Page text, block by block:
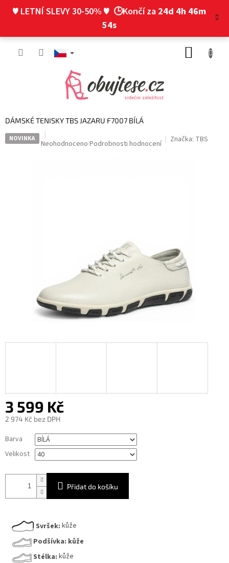
♥ LETNÍ SLEVY 30-50% ♥ 🕒Končí za 24d 4h 46m
53s
DÁMSKÉ TENISKY TBS JAZARU F7007 BÍLÁ
NOVINKA
Průměrné
Neohodnoceno Podrobnosti hodnocení Značka: TBS
3 599 Kč
2 974 Kč bez DPH
cena:
Barva
Velikost
Přidat do košíku
Svršek: kůže
Podšívka: kůže
Stélka: kůže